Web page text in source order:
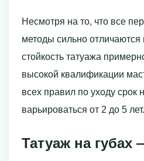
Несмотря на то, что все
методы сильно
стойкость татуажа
высокой квалификации
всех правил по уходу срок
варьироваться от 2 до 5 лет.
Татуаж на губах